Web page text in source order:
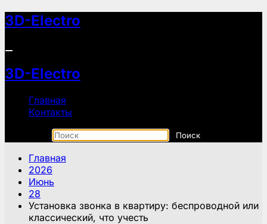
Перейти
к
3D-Electro
3D-Electro
Главная
Контакты
Главная
2026
Июнь
28
Установка звонка в квартиру: беспроводной или
классический, что учесть